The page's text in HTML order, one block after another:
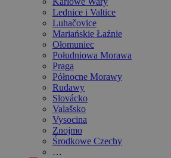
Lednice i Valtice
Luhačovice
Mariańskie Łaźnie
Ołomuniec
Południowa Morawa
Praga
Północne Morawy
Rudawy
Slovácko
Valašsko
Vysocina
Znojmo
Środkowe Czechy
…